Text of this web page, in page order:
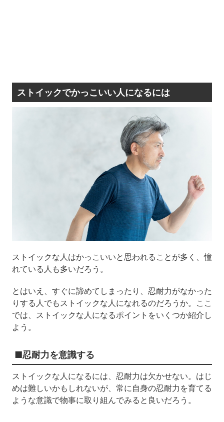
ストイックでかっこいい人になるには
ストイックな人はかっこいいと思われることが多く、憧
れている人も多いだろう。
とはいえ、すぐに諦めてしまったり、忍耐力がなかった
りする人でもストイックな人になれるのだろうか。ここ
では、ストイックな人になるポイントをいくつか紹介し
よう。
■忍耐力を意識する
ストイックな人になるには、忍耐力は欠かせない。はじ
めは難しいかもしれないが、常に自身の忍耐力を育てる
ような意識で物事に取り組んでみると良いだろう。